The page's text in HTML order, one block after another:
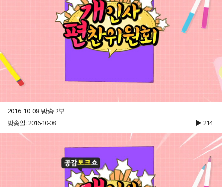
2016-10-08 방송 2부
방송일 : 2016-10-08 214